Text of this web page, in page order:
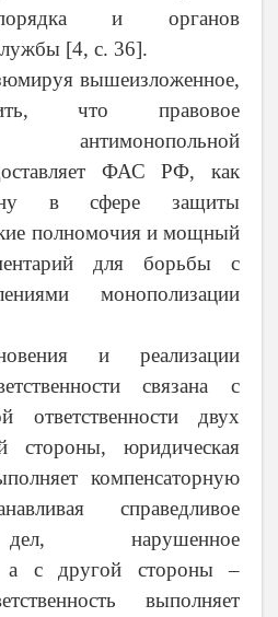
и органов
[4, c. 36].
вышеизложенное,
что правовое
антимонопольной
ФАС РФ, как
в сфере защиты
полномочия и мощный
для борьбы с
монополизации
и реализации
связана с
ответственности двух
стороны, юридическая
компенсаторную
справедливое
нарушенное
а с другой стороны –
выполняет